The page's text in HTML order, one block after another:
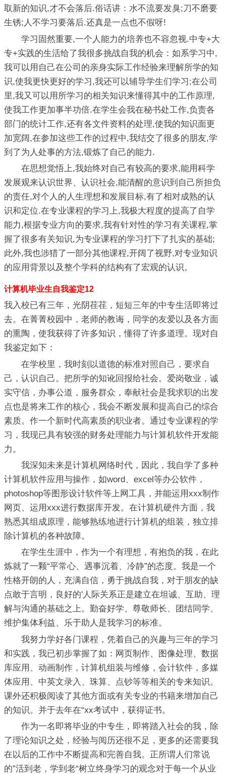
取新的知识,才不会落后.俗话讲：水不流要发臭;刀不磨要
生锈;人不学习要落后.还真是一点也不假呀!
学习固然重要,一个人能力的培养也不容忽视.中专+大
专+实践的生活给了我很多挑战自我的机会：如系学习中,
我可以用自己在公司的亲身实际工作经验来理解所学的知
识,使我更快更好的学习,我还可以辅导学生们学习;在公司
里,我又可以用所学习的相关知识来懂得其中的工作原理,
使我工作更加事半功倍.在学生会我在秘书处工作,负责各
部门的统计工作,还有各文件资料的处理,使我的知识面更
加宽阔,在参加这些工作的过程中,我结交了很多的朋友,学
到了为人处事的方法,锻炼了自己的能力.
在思想觉悟上,我始终对自己有较高的要求,能用科学
发展观来认识世界、认识社会,能清醒的意识到自己所担负
的责任,对个人的人生理想和发展目标,有了相对成熟的认
识和定位.在专业课程的学习上,我极大程度的提高了自学
能力,根据专业方向的要求,我有针对性的学习有关课程,掌
握了很多有关知识,为专业课程的学习打下了扎实的基础;
此外,我也涉猎了一部分其他课程,开阔了视野,对专业知识
的应用背景以及整个学科的结构有了宏观的认识。
计算机毕业生自我鉴定12
我入校已有三年，光阴荏荏，短短三年的中专生活即将过
去。在菁菁校园中，老师的教诲，同学的友爱以及各方面
的熏陶，使我获得了许多知识，懂得了许多道理。现对自
我鉴定如下：
在学校里，我时刻以道德的标准对照自己，要求自
己，认识自己。把所学的知讹回报给社会。爱岗敬业，诚
实守信，办事公道，服务群众，奉献社会是我求职的出发
点也是将来工作的核心，我会不断发展和提高自己的综合
素质。作一个新时代高素质的职业者。通过专业课程的学
习，我现已具有较强的财务处理能力与计算机软件开发能
力。
我深知未来是计算机网络时代，因此，我自学了多种
计算机软件应用与操作，如word、excel等办公软件，
photoshop等图形设计软件等上网工具，并能运用xxx制作
网页、运用xxx进行数据库开发。在计算机硬件方面，我
熟悉其组成原理，能够熟练地进行计算机的组装，独立排
除计算机的各种故障。
在学生生涯中，作为一个有理想，有抱负的我，在此
炼就了一颗“平常心、遇事沉着、冷静”的态度。我是一个
性格开朗的人，充满自信，勇于挑战自我，对于朋友的缺
点敢于言明，良好的'人际关系正是建立在坦诚、互助、理
解与沟通的基础之上。勤奋好学、尊敬师长、团结同学、
维护集体利益、乐于助人是我学习的标准。
我努力学好各门课程，凭着自己的兴趣与三年的学习
和实践，我已初步掌握了如：网页制作、图像处理、数据
库应用、动画制作，计算机组装与维修，会计软件，多媒
体应用、中英文录入、珠算、点钞等等相关的专来知识。
课外还积极阅读了其他方面或有关专业的书籍来增加自己
的知识。并于去年在“xx考试中，获得证书。
作为一名即将毕业的中专生，即将踏入社会的我，除
了理论知识之处，经验与阅历还很不足，更多的还需要我
在以后的工作中不断提高和完善自我。正所谓人们常说
的”活到老，学到老“树立终身学习的观念对于每一个从业